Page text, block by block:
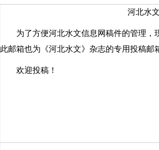
河北水
为了方便河北水文信息网稿件的管理，
此邮箱也为《河北水文》杂志的专用投稿邮
欢迎投稿！